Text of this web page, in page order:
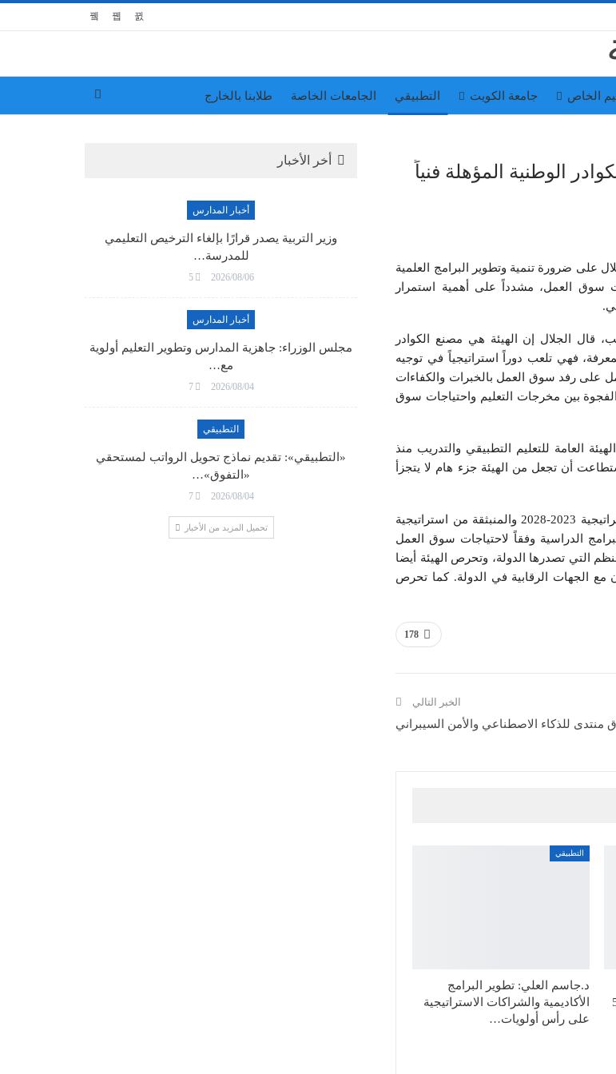
الخاص جامعة الكويت التطبيقي الجامعات الخاصة طلابنا بالخارج
الوطنية المؤهلة فنياً
على ضرورة تنمية وتطوير البرامج العلمية
سوق العمل، مشدداً على أهمية استمرار
قال الجلال إن الهيئة هي مصنع الكوادر
فهي تلعب دوراً استراتيجياً في توجيه
على رفد سوق العمل بالخبرات والكفاءات
بين مخرجات التعليم واحتياجات سوق
العامة للتعليم التطبيقي والتدريب منذ
أن تجعل من الهيئة جزء هام لا يتجزأ
وأوضح الفجام أن من أهم الإنجازات التي حققتها الهيئة انطلاق الخطة الاستراتيجية 2023-2028 والمنبثقة من استراتيجية
البرامج الدراسية وفقاً لاحتياجات سوق العمل
التي تصدرها الدولة، وتحرص الهيئة أيضا
مع الجهات الرقابية في الدولة. كما تحرص
178
الخبر التالي
منتدى للذكاء الاصطناعي والأمن السيبراني
500
التطبيقي
د.جاسم العلي: تطوير البرامج
الأكاديمية والشراكات الاستراتيجية
على رأس أولويات…
أخر الأخبار
أخبار المدارس
وزير التربية يصدر قرارًا بإلغاء الترخيص التعليمي
للمدرسة…
2026/08/06
5
أخبار المدارس
مجلس الوزراء: جاهزية المدارس وتطوير التعليم أولوية
مع…
2026/08/04
7
التطبيقي
«التطبيقي»: تقديم نماذج تحويل الرواتب لمستحقي
«التفوق»…
2026/08/04
7
تحميل المزيد من الأخبار